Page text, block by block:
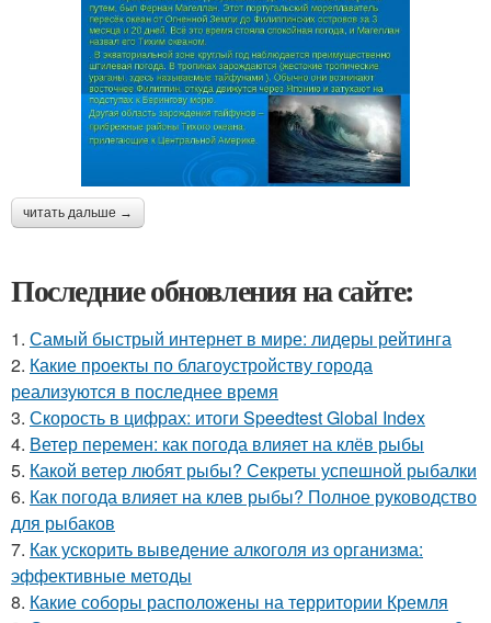
читать дальше →
Последние обновления на сайте:
1. Самый быстрый интернет в мире: лидеры рейтинга
2. Какие проекты по благоустройству города
реализуются в последнее время
3. Скорость в цифрах: итоги Speedtest Global Index
4. Ветер перемен: как погода влияет на клёв рыбы
5. Какой ветер любят рыбы? Секреты успешной рыбалки
6. Как погода влияет на клев рыбы? Полное руководство
для рыбаков
7. Как ускорить выведение алкоголя из организма:
эффективные методы
8. Какие соборы расположены на территории Кремля